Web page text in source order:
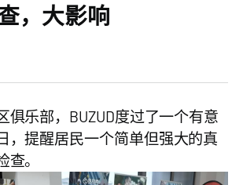
，大影响
俱乐部，BUZUD度过了一个有意
，提醒居民一个简单但强大的真
。